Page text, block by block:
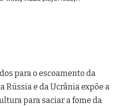
para o escoamento da
Rússia e da Ucrânia expõe a
para saciar a fome da